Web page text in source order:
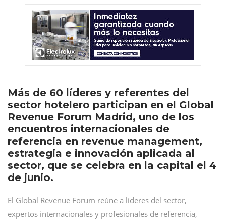
Más de 60 líderes y referentes del
sector hotelero participan en el Global
Revenue Forum Madrid, uno de los
encuentros internacionales de
referencia en revenue management,
estrategia e innovación aplicada al
sector, que se celebra en la capital el 4
de junio.
El Global Revenue Forum reúne a líderes del sector,
expertos internacionales y profesionales de referencia,